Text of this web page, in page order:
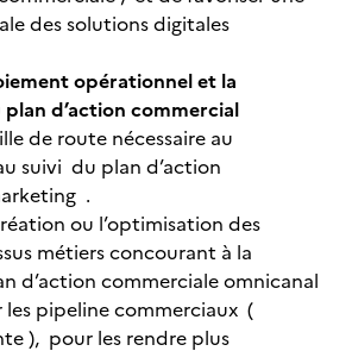
des solutions digitales
opérationnel et la
d’action commercial
de route nécessaire au
suivi du plan d’action
.
ou l’optimisation des
métiers concourant à la
d’action commerciale omnicanal
pipeline commerciaux (
), pour les rendre plus